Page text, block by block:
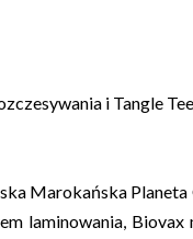
i Tangle
Marokańska
laminowania,